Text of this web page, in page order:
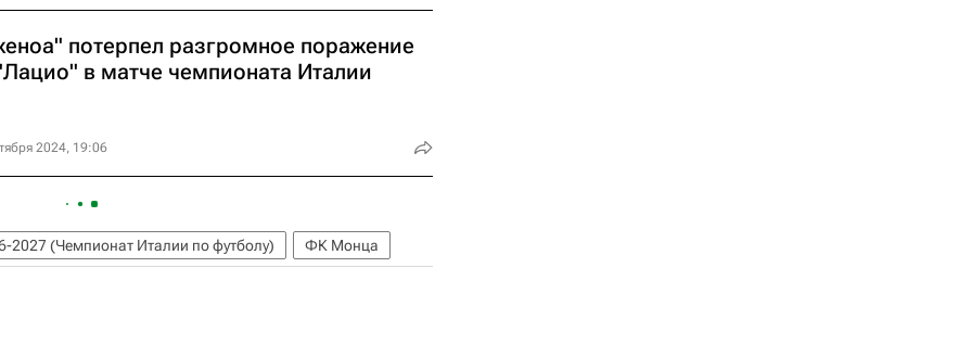
потерпел разгромное поражение
в матче чемпионата Италии
2024, 19:06
2027 (Чемпионат Италии по футболу) ФК Монца